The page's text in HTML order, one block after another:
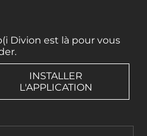
Divion est là pour vous
INSTALLER
L'APPLICATION